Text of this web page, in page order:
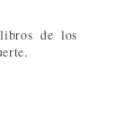
de los